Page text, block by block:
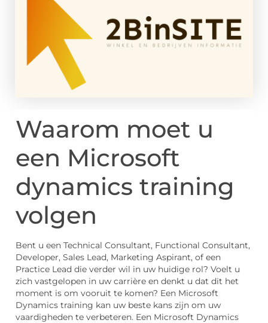
Waarom moet u
een Microsoft
dynamics training
volgen
Bent u een Technical Consultant, Functional Consultant,
Developer, Sales Lead, Marketing Aspirant, of een
Practice Lead die verder wil in uw huidige rol? Voelt u
zich vastgelopen in uw carrière en denkt u dat dit het
moment is om vooruit te komen? Een Microsoft
Dynamics training kan uw beste kans zijn om uw
vaardigheden te verbeteren. Een Microsoft Dynamics